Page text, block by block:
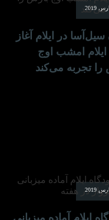
سیل‌آسا در ایلام آغاز
امشب اوج
را تجربه می‌کند
ایلام آماده میزبانی